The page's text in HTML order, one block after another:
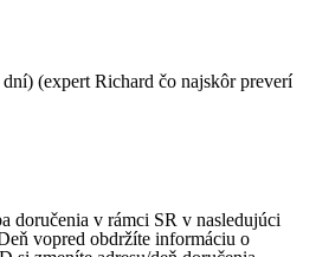
dní) (expert Richard čo najskôr preverí
doručenia v rámci SR v nasledujúci
vopred obdržíte informáciu o